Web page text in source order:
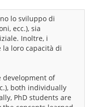
lo sviluppo di
ecc.), sia
Inoltre, i
loro capacità di
development of
both individually
PhD students are